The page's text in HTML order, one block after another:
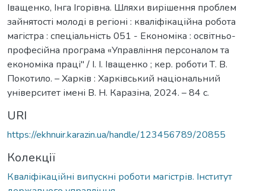
Іващенко, Інга Ігорівна. Шляхи вирішення проблем
зайнятості молоді в регіоні : кваліфікаційна робота
магістра : спеціальність 051 - Економіка : освітньо-
професійна програма «Управління персоналом та
економіка праці" / І. І. Іващенко ; кер. роботи Т. В.
Покотило. – Харків : Харківський національний
університет імені В. Н. Каразіна, 2024. – 84 с.
URI
https://ekhnuir.karazin.ua/handle/123456789/20855
Колекції
Кваліфікаційні випускні роботи магістрів. Інститут